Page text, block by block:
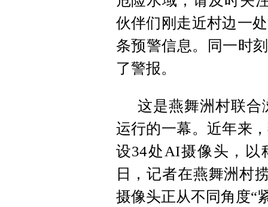
伙伴们刚走近村边一
条预警信息。同一时
了警报。
这是燕舞洲村联合
运行的一幕。近年来
设34处AI摄像头，以
日，记者在燕舞洲村
摄像头正从不同角度“